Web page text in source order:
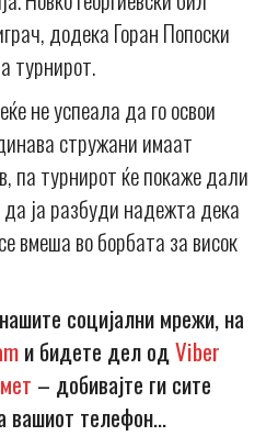
додека Горан Попоски
турнирот.
не успеала да го освои
стружани имаат
па турнирот ќе покаже дали
ја разбуди надежта дека
вмеша во борбата за висок
социјални мрежи, на
и бидете дел одViber
– добивајте ги сите
вашиот телефон…